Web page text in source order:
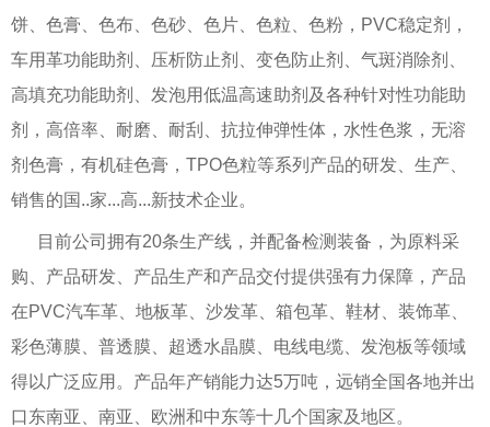
饼、色膏、色布、色砂、色片、色粒、色粉，PVC稳定剂，
车用革功能助剂、压析防止剂、变色防止剂、气斑消除剂、
高填充功能助剂、发泡用低温高速助剂及各种针对性功能助
剂，高倍率、耐磨、耐刮、抗拉伸弹性体，水性色浆，无溶
剂色膏，有机硅色膏，TPO色粒等系列产品的研发、生产、
销售的国..家...高...新技术企业。
目前公司拥有20条生产线，并配备检测装备，为原料采
购、产品研发、产品生产和产品交付提供强有力保障，产品
在PVC汽车革、地板革、沙发革、箱包革、鞋材、装饰革、
彩色薄膜、普透膜、超透水晶膜、电线电缆、发泡板等领域
得以广泛应用。产品年产销能力达5万吨，远销全国各地并出
口东南亚、南亚、欧洲和中东等十几个国家及地区。